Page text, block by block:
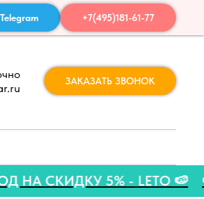
+7(495)181-61-77
ЗАКАЗАТЬ ЗВОНОК
НА СКИДКУ 5% -